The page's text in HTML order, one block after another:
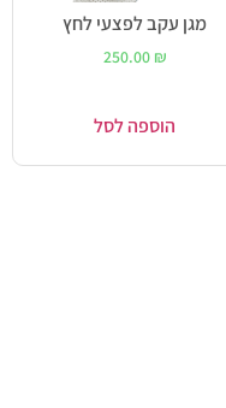
מגן עקב לפצעי לחץ
250.00 ₪
הוספה לסל